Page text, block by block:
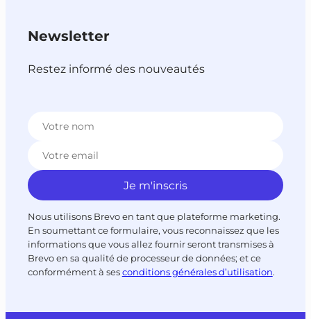
Newsletter
Restez informé des nouveautés
Nous utilisons Brevo en tant que plateforme marketing.
En soumettant ce formulaire, vous reconnaissez que les
informations que vous allez fournir seront transmises à
Brevo en sa qualité de processeur de données; et ce
conformément à sesconditions générales d’utilisation.